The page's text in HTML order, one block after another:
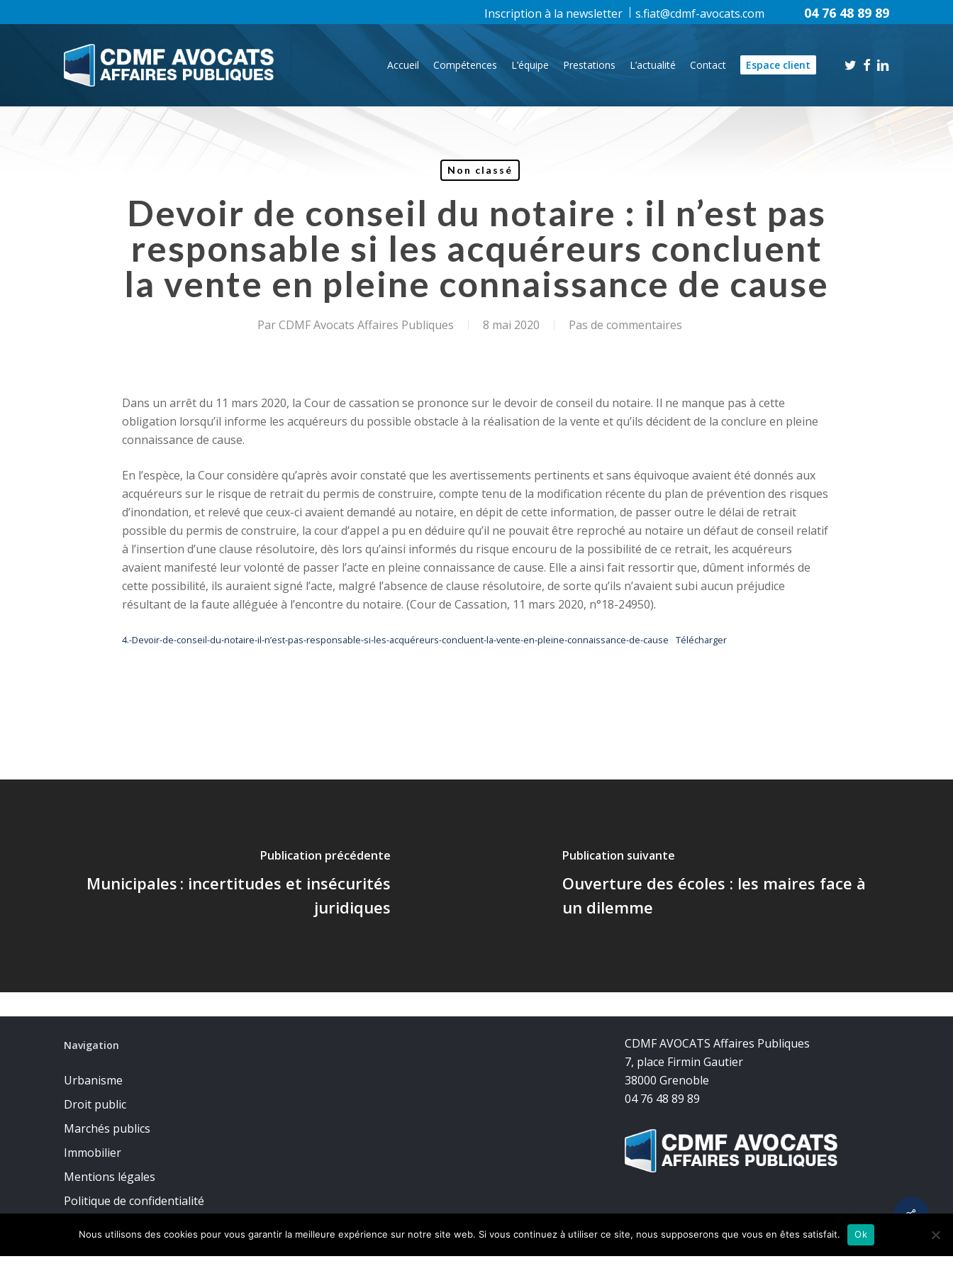
to
Accueil Compétences L’équipe Prestations L’actualité Contact Espace client twitterfacebook
linkedin
Inscription à la newsletter s.fiat@cdmf-avocats.com 04 76 48 89 89
Non classé
Devoir de conseil du notaire : il n’est pas
responsable si les acquéreurs concluent
la vente en pleine connaissance de cause
ParCDMF Avocats Affaires Publiques 8 mai 2020 Pas de commentaires
Dans un arrêt du 11 mars 2020, la Cour de cassation se prononce sur le devoir de conseil du notaire. Il ne manque pas à cette
obligation lorsqu’il informe les acquéreurs du possible obstacle à la réalisation de la vente et qu’ils décident de la conclure en pleine
connaissance de cause.
En l’espèce, la Cour considère qu’après avoir constaté que les avertissements pertinents et sans équivoque avaient été donnés aux
acquéreurs sur le risque de retrait du permis de construire, compte tenu de la modification récente du plan de prévention des risques
d’inondation, et relevé que ceux-ci avaient demandé au notaire, en dépit de cette information, de passer outre le délai de retrait
possible du permis de construire, la cour d’appel a pu en déduire qu’il ne pouvait être reproché au notaire un défaut de conseil relatif
à l’insertion d’une clause résolutoire, dès lors qu’ainsi informés du risque encouru de la possibilité de ce retrait, les acquéreurs
avaient manifesté leur volonté de passer l’acte en pleine connaissance de cause. Elle a ainsi fait ressortir que, dûment informés de
cette possibilité, ils auraient signé l’acte, malgré l’absence de clause résolutoire, de sorte qu’ils n’avaient subi aucun préjudice
résultant de la faute alléguée à l’encontre du notaire. (Cour de Cassation, 11 mars 2020, n°18-24950).
4.-Devoir-de-conseil-du-notaire-il-n’est-pas-responsable-si-les-acquéreurs-concluent-la-vente-en-pleine-connaissance-de-cause Télécharger
Publication précédente
Municipales : incertitudes et insécurités
juridiques
Publication suivante
Ouverture des écoles : les maires face à
un dilemme
Share
Navigation
Urbanisme
Droit public
Marchés publics
Immobilier
Mentions légales
Politique de confidentialité
CDMF AVOCATS Affaires Publiques
7, place Firmin Gautier
38000 Grenoble
04 76 48 89 89
© 2026 CDMF Avocats Affaires Publiques. twitterfacebook
linkedin
Nous utilisons des cookies pour vous garantir la meilleure expérience sur notre site web. Si vous continuez à utiliser ce site, nous supposerons que vous en êtes satisfait. Ok